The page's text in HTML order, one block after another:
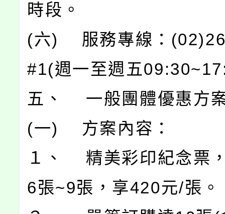
時段。
(六) 服務專線：
#1(週一至週五
五、 一般團體優惠方
(一) 方案內容：
１、 精美彩印紀念票
6張~9張，享420元/張。